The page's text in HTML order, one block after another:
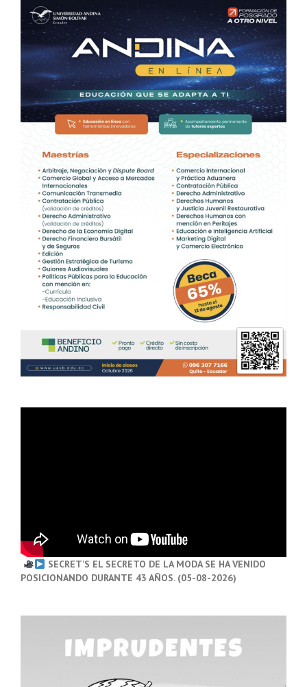
SECRET’S EL SECRETO DE LA MODA SE HA VENIDO
POSICIONANDO DURANTE 43 AÑOS. (05-08-2026)